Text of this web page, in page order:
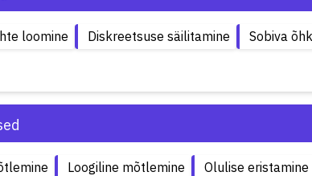
loomine Diskreetsuse säilitamine Sobiva
Loogiline mõtlemine Olulise eristamine